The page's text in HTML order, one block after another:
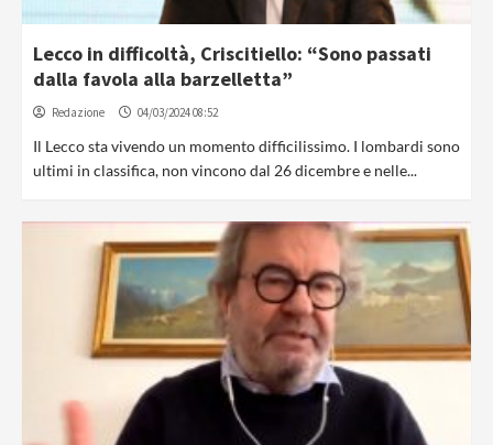
Lecco in difficoltà, Criscitiello: “Sono passati
dalla favola alla barzelletta”
Redazione 04/03/2024 08:52
Il Lecco sta vivendo un momento difficilissimo. I lombardi sono
ultimi in classifica, non vincono dal 26 dicembre e nelle...